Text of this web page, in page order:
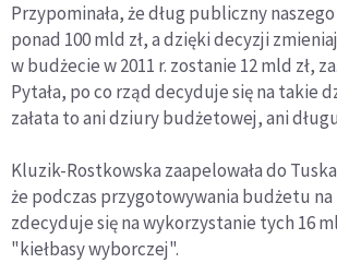
Przypominała, że dług publiczny
ponad 100 mld zł, a dzięki decyzji
w budżecie w 2011 r. zostanie 12 mld zł,
Pytała, po co rząd decyduje się na takie
załata to ani dziury budżetowej, ani
Kluzik-Rostkowska zaapelowała do
że podczas przygotowywania budżetu na
zdecyduje się na wykorzystanie tych 16
"kiełbasy wyborczej".